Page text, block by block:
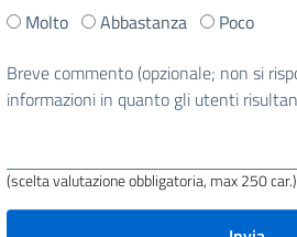
Ti
stata
utile
Molto Abbastanza
Poco
Breve commento (opzionale; non si
informazioni in quanto gli utenti
(scelta valutazione obbligatoria, max 250 car.)